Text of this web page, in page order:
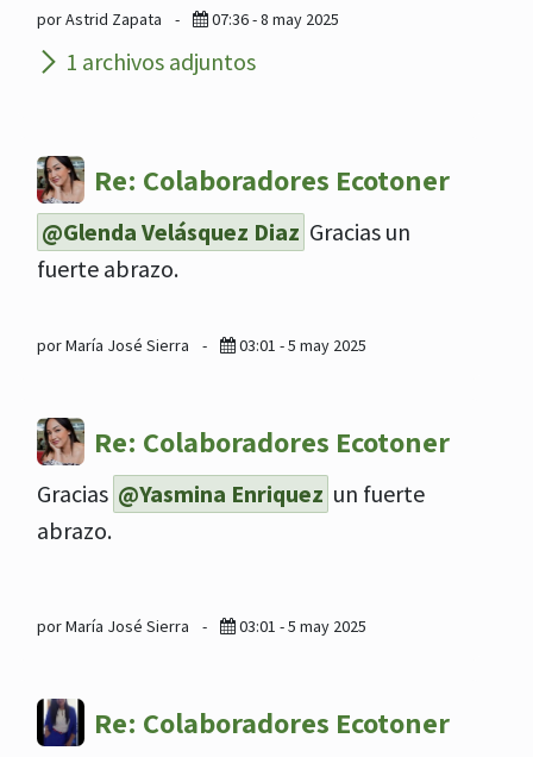
por Astrid Zapata - 07:36 - 8 may 2025
1 archivos adjuntos
Re: Colaboradores Ecotoner
@Glenda Velásquez Diaz Gracias un
fuerte abrazo.
por María José Sierra - 03:01 - 5 may 2025
Re: Colaboradores Ecotoner
Gracias @Yasmina Enriquez un fuerte
abrazo.
por María José Sierra - 03:01 - 5 may 2025
Re: Colaboradores Ecotoner